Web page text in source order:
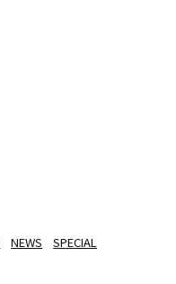
NEWS SPECIAL